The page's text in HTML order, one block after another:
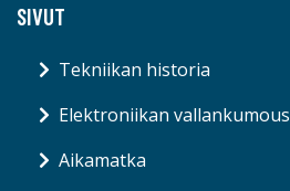
SIVUT
Tekniikan historia
Elektroniikan vallankumous
Aikamatka